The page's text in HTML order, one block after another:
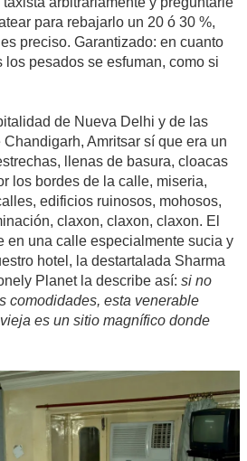
para rebajarlo un 20 ó 30 %,
preciso. Garantizado: en cuanto
los pesados se esfuman, como si
de Nueva Delhi y de las
Amritsar sí que era un
llenas de basura, cloacas
los bordes de la calle, miseria,
edificios ruinosos, mohosos,
claxon, claxon, claxon. El
en una calle especialmente sucia y
hotel, la destartalada Sharma
Planet la describe así: si no
comodidades, esta venerable
es un sitio magnífico donde